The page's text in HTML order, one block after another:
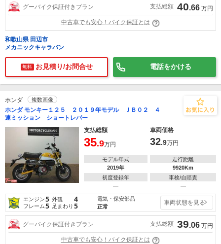
グーバイク保証付きプラン 支払総額 40.66 万円
中古車でも安心！バイク保証とは
和歌山県 田辺市
メカニックキャラバン
無料 お見積り/お問合せ 電話をかける
ホンダ 複数画像
ホンダ モンキー１２５ ２０１９年モデル ＪＢ０２ ４
速ミッション ショートレバー
支払総額
車両価格
35.9万円 32.9万円
モデル年式
2019年
走行距離
9920Km
初度登録年
―
車検/自賠責
―
エンジン5 外観 4
フレーム5 足まわり 5
電気・保安部品
正常
車両状態を見る
グーバイク保証付きプラン 支払総額 39.06 万円
中古車でも安心！バイク保証とは